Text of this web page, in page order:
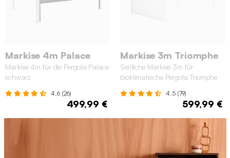
Markise 4m Palace
Markise 4m für die Pergola Palace
schwarz
4.6 (26)
499,99 €
Markise 3m Triomphe
Seitliche Markise 3m für
bioklimatische Pergola Triomphe
4.5 (79)
599,99 €